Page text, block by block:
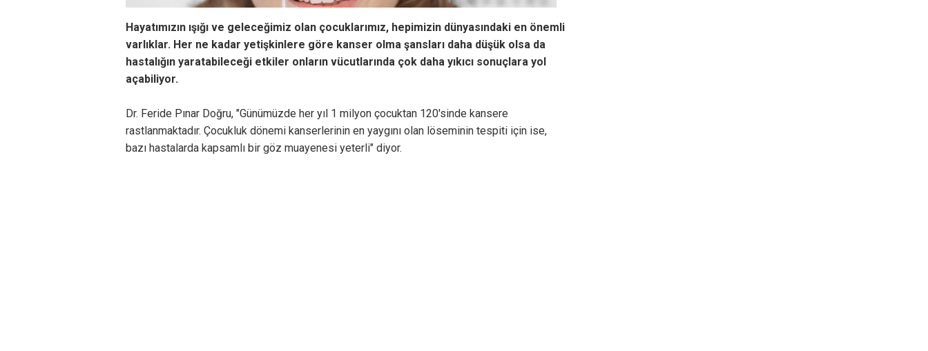
Hayatımızın ışığı ve geleceğimiz olan çocuklarımız, hepimizin dünyasındaki en önemli
varlıklar. Her ne kadar yetişkinlere göre kanser olma şansları daha düşük olsa da
hastalığın yaratabileceği etkiler onların vücutlarında çok daha yıkıcı sonuçlara yol
açabiliyor.
Dr. Feride Pınar Doğru, "Günümüzde her yıl 1 milyon çocuktan 120'sinde kansere
rastlanmaktadır. Çocukluk dönemi kanserlerinin en yaygını olan löseminin tespiti için ise,
bazı hastalarda kapsamlı bir göz muayenesi yeterli" diyor.